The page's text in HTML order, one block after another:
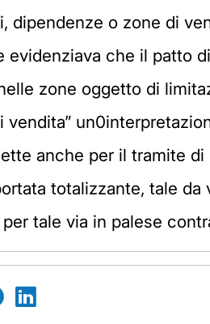
dipendenze o zone di
evidenziava che il patto
zone oggetto di
vendita”
anche per il tramite
totalizzante, tale
tale via in palese